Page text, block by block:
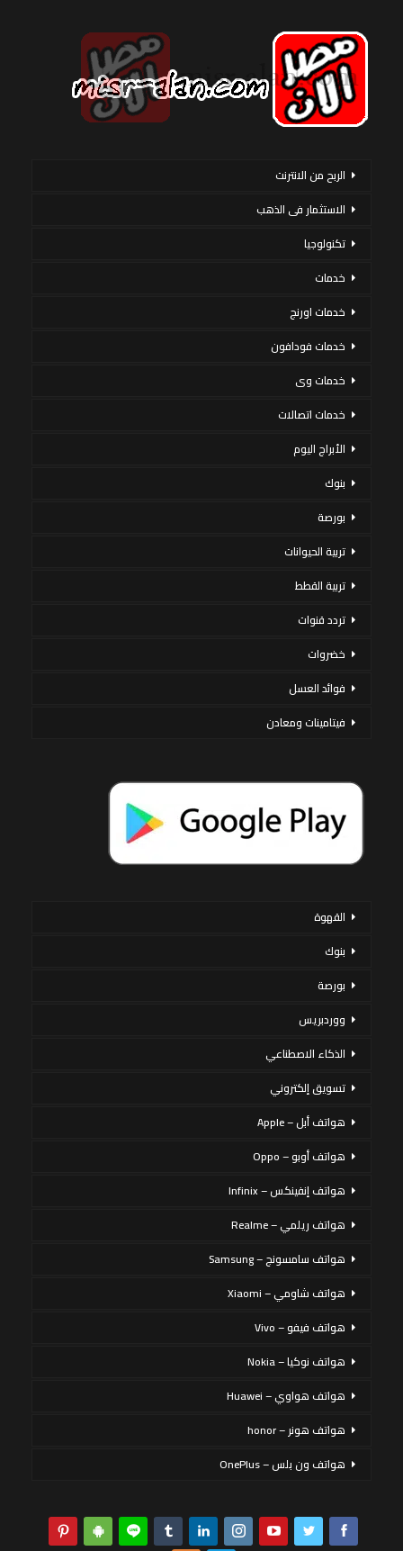
الربح من الانترنت
الاستثمار فى الذهب
تكنولوجيا
خدمات
خدمات اورنج
خدمات فودافون
خدمات وى
خدمات اتصالات
الأبراج اليوم
بنوك
بورصة
تربية الحيوانات
تربية القطط
تردد قنوات
خضروات
فوائد العسل
فيتامينات ومعادن
القهوة
بنوك
بورصة
ووردبريس
الذكاء الاصطناعي
تسويق إلكتروني
هواتف أبل – Apple
هواتف أوبو – Oppo
هواتف إنفينكس – Infinix
هواتف ريلمي – Realme
هواتف سامسونج – Samsung
هواتف شاومي – Xiaomi
هواتف فيفو – Vivo
هواتف نوكيا – Nokia
هواتف هواوي – Huawei
هواتف هونر – honor
هواتف ون بلس – OnePlus